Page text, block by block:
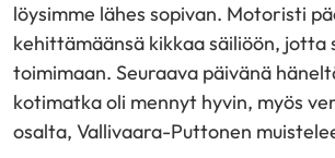
löysimme lähes sopivan. Motoristi
kehittämäänsä kikkaa säiliöön, jotta
toimimaan. Seuraava päivänä
kotimatka oli mennyt hyvin, myös
osalta, Vallivaara-Puttonen